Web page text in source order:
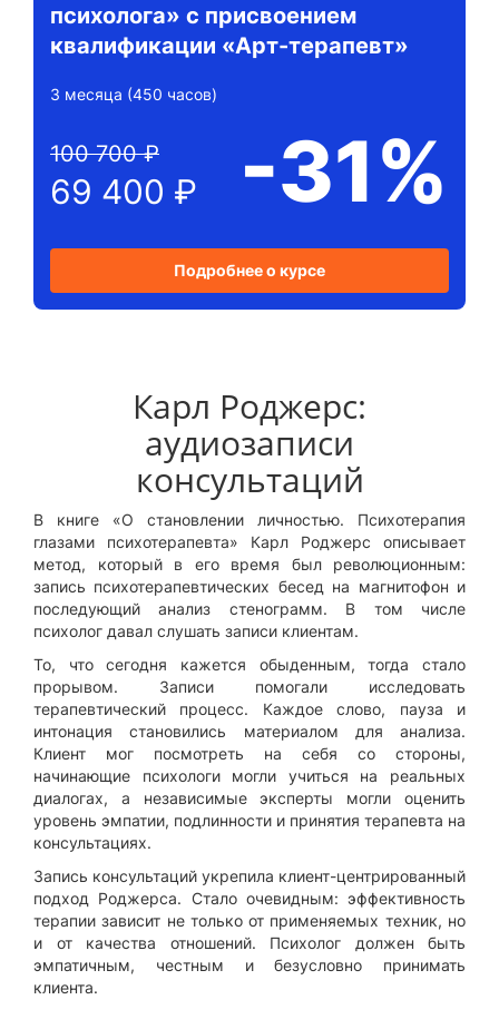
психолога» с присвоением
квалификации «Арт-терапевт»
3 месяца (450 часов)
69 400 ₽
100 700 ₽ -31%
Подробнее о курсе
Карл Роджерс:
аудиозаписи
консультаций
В книге «О становлении личностью. Психотерапия
глазами психотерапевта» Карл Роджерс описывает
метод, который в его время был революционным:
запись психотерапевтических бесед на магнитофон и
последующий анализ стенограмм. В том числе
психолог давал слушать записи клиентам.
То, что сегодня кажется обыденным, тогда стало
прорывом. Записи помогали исследовать
терапевтический процесс. Каждое слово, пауза и
интонация становились материалом для анализа.
Клиент мог посмотреть на себя со стороны,
начинающие психологи могли учиться на реальных
диалогах, а независимые эксперты могли оценить
уровень эмпатии, подлинности и принятия терапевта на
консультациях.
Запись консультаций укрепила клиент-центрированный
подход Роджерса. Стало очевидным: эффективность
терапии зависит не только от применяемых техник, но
и от качества отношений. Психолог должен быть
эмпатичным, честным и безусловно принимать
клиента.